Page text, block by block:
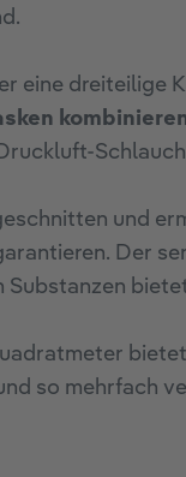
eine dreiteilige
und
Der
Substanzen
so mehrfach